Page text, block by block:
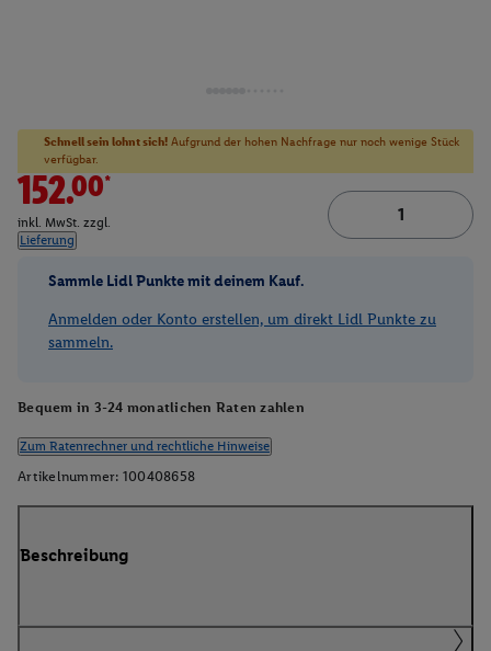
Schnell sein lohnt sich! Aufgrund der hohen Nachfrage nur noch wenige Stück
verfügbar.
152.00*
inkl. MwSt. zzgl.
Lieferung
Sammle Lidl Punkte mit deinem Kauf.
Anmelden oder Konto erstellen, um direkt Lidl Punkte zu
sammeln.
Bequem in 3-24 monatlichen Raten zahlen
Zum Ratenrechner und rechtliche Hinweise
Artikelnummer: 100408658
Beschreibung